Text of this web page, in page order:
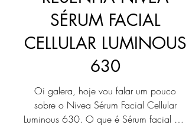
Danilo Lima
24 de out. de 2022
RESENHA NIVEA
SÉRUM FACIAL
CELLULAR LUMINOUS
630